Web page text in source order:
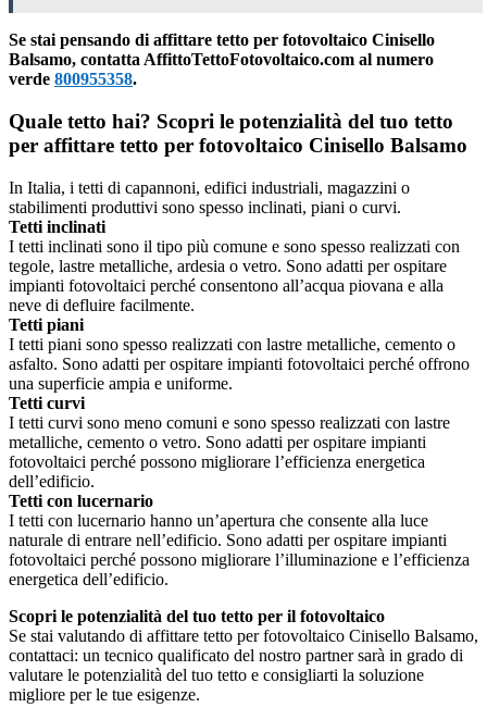
Se stai pensando di affittare tetto per fotovoltaico Cinisello
Balsamo, contatta AffittoTettoFotovoltaico.com al numero
verde 800955358.
Quale tetto hai? Scopri le potenzialità del tuo tetto
per affittare tetto per fotovoltaico Cinisello Balsamo
In Italia, i tetti di capannoni, edifici industriali, magazzini o
stabilimenti produttivi sono spesso inclinati, piani o curvi.
Tetti inclinati
I tetti inclinati sono il tipo più comune e sono spesso realizzati con
tegole, lastre metalliche, ardesia o vetro. Sono adatti per ospitare
impianti fotovoltaici perché consentono all’acqua piovana e alla
neve di defluire facilmente.
Tetti piani
I tetti piani sono spesso realizzati con lastre metalliche, cemento o
asfalto. Sono adatti per ospitare impianti fotovoltaici perché offrono
una superficie ampia e uniforme.
Tetti curvi
I tetti curvi sono meno comuni e sono spesso realizzati con lastre
metalliche, cemento o vetro. Sono adatti per ospitare impianti
fotovoltaici perché possono migliorare l’efficienza energetica
dell’edificio.
Tetti con lucernario
I tetti con lucernario hanno un’apertura che consente alla luce
naturale di entrare nell’edificio. Sono adatti per ospitare impianti
fotovoltaici perché possono migliorare l’illuminazione e l’efficienza
energetica dell’edificio.
Scopri le potenzialità del tuo tetto per il fotovoltaico
Se stai valutando di affittare tetto per fotovoltaico Cinisello Balsamo,
contattaci: un tecnico qualificato del nostro partner sarà in grado di
valutare le potenzialità del tuo tetto e consigliarti la soluzione
migliore per le tue esigenze.